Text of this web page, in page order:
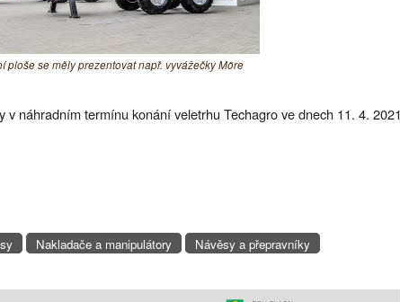
ploše se měly prezentovat např. vyvážečky Möre
v náhradním termínu konání veletrhu Techagro ve dnech 11. 4. 2021
Nakladače a manipulátory
Návěsy a přepravníky